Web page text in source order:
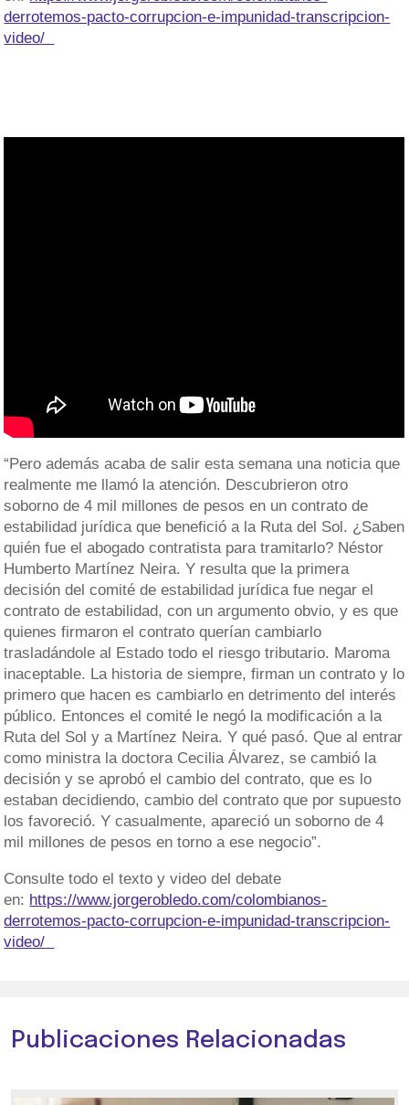
derrotemos-pacto-corrupcion-e-impunidad-transcripcion-
video/
“Pero además acaba de salir esta semana una noticia que
realmente me llamó la atención. Descubrieron otro
soborno de 4 mil millones de pesos en un contrato de
estabilidad jurídica que benefició a la Ruta del Sol. ¿Saben
quién fue el abogado contratista para tramitarlo? Néstor
Humberto Martínez Neira. Y resulta que la primera
decisión del comité de estabilidad jurídica fue negar el
contrato de estabilidad, con un argumento obvio, y es que
quienes firmaron el contrato querían cambiarlo
trasladándole al Estado todo el riesgo tributario. Maroma
inaceptable. La historia de siempre, firman un contrato y lo
primero que hacen es cambiarlo en detrimento del interés
público. Entonces el comité le negó la modificación a la
Ruta del Sol y a Martínez Neira. Y qué pasó. Que al entrar
como ministra la doctora Cecilia Álvarez, se cambió la
decisión y se aprobó el cambio del contrato, que es lo
estaban decidiendo, cambio del contrato que por supuesto
los favoreció. Y casualmente, apareció un soborno de 4
mil millones de pesos en torno a ese negocio”.
Consulte todo el texto y video del debate
en: https://www.jorgerobledo.com/colombianos-
derrotemos-pacto-corrupcion-e-impunidad-transcripcion-
video/
Publicaciones Relacionadas